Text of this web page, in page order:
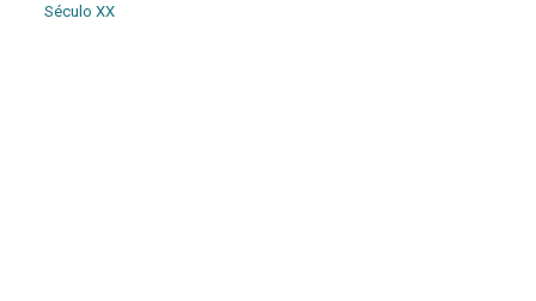
Século XX